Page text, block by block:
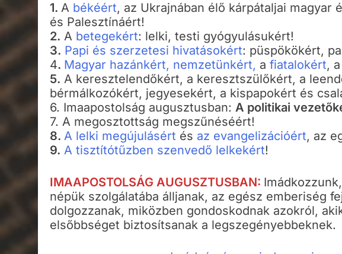
1. A békéért, az Ukrajnában élő kárpátaljai
és Palesztínáért!
2. A betegekért: lelki, testi gyógyulásukért!
3. Papi és szerzetesi hivatásokért: püspökökért,
4. Magyar hazánkért, nemzetünkért, a fiatalokért,
5. A keresztelendőkért, a keresztszülőkért, a
bérmálkozókért, jegyesekért, a kispapokért és
6. Imaapostolság augusztusban: A politikai
7. A megosztottság megszűnéséért!
8. A lelki megújulásért és az evangelizációért, az
9. A tisztítótűzben szenvedő lelkekért!
IMAAPOSTOLSÁG AUGUSZTUSBAN:
népük szolgálatába álljanak, az egész emberiség
dolgozzanak, miközben gondoskodnak azokról,
elsőbbséget biztosítsanak a legszegényebbeknek.